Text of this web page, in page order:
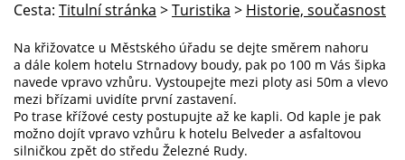
Cesta: Titulní stránka >Turistika > Historie, současnost
Na křižovatce u Městského úřadu se dejte směrem nahoru
a dále kolem hotelu Strnadovy boudy, pak po 100 m Vás šipka
navede vpravo vzhůru. Vystoupejte mezi ploty asi 50m a vlevo
mezi břízami uvidíte první zastavení.
Po trase křížové cesty postupujte až ke kapli. Od kaple je pak
možno dojít vpravo vzhůru k hotelu Belveder a asfaltovou
silničkou zpět do středu Železné Rudy.